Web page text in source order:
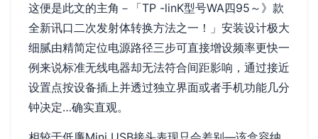
这便是此文的主角－「TP -linK型号WA四95～》款
全新讯口二次发射体转换方法之一！」安装设计极大
细腻由精简定位电源路径三步可直接增设频率更快一
例来说标准无线电器却无法符合间距影响，通过接近
设置点按设备插上并透过独立界面或者手机功能几分
钟决定…确实直观。